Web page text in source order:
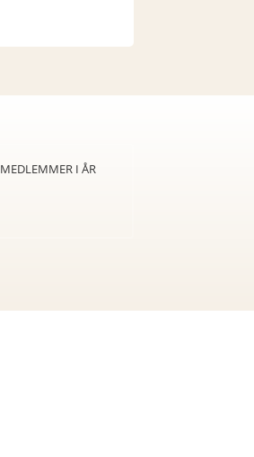
MEDLEMMER I ÅR